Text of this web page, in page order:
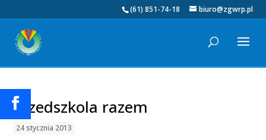
(61) 851-74-18 biuro@zgwrp.pl
Przedszkola razem
24 stycznia 2013